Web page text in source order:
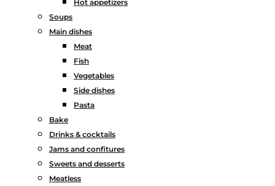
Hot appetizers
Soups
Main dishes
Meat
Fish
Vegetables
Side dishes
Pasta
Bake
Drinks & cocktails
Jams and confitures
Sweets and desserts
Meatless